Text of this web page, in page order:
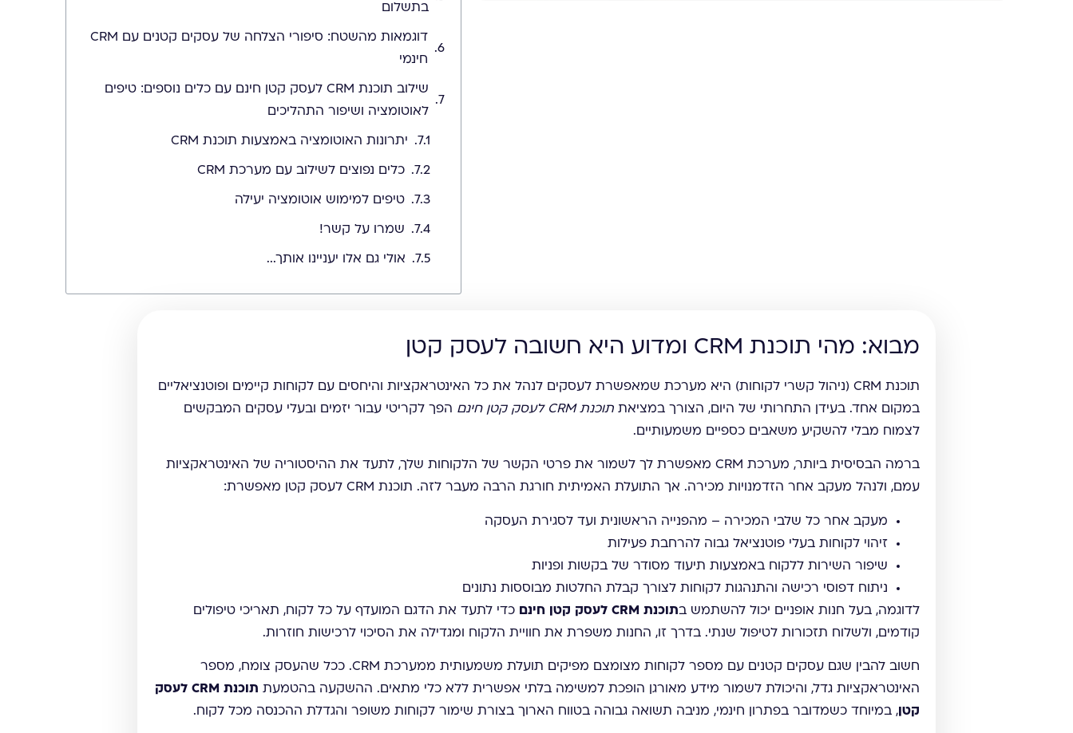
בתשלום
דוגמאות מהשטח: סיפורי הצלחה של עסקים קטנים עם CRM
חינמי
שילוב תוכנת CRM לעסק קטן חינם עם כלים נוספים: טיפים
לאוטומציה ושיפור התהליכים
יתרונות האוטומציה באמצעות תוכנת CRM
כלים נפוצים לשילוב עם מערכת CRM
טיפים למימוש אוטומציה יעילה
שמרו על קשר!
אולי גם אלו יעניינו אותך...
מבוא: מהי תוכנת CRM ומדוע היא חשובה לעסק קטן
תוכנת CRM (ניהול קשרי לקוחות) היא מערכת שמאפשרת לעסקים לנהל את כל האינטראקציות והיחסים עם לקוחות קיימים ופוטנציאליים
במקום אחד. בעידן התחרותי של היום, הצורך במציאת תוכנת CRM לעסק קטן חינם
הפך לקריטי עבור יזמים ובעלי עסקים המבקשים
לצמוח מבלי להשקיע משאבים כספיים משמעותיים.
ברמה הבסיסית ביותר, מערכת CRM מאפשרת לך לשמור את פרטי הקשר של הלקוחות שלך, לתעד את ההיסטוריה של האינטראקציות
עמם, ולנהל מעקב אחר הזדמנויות מכירה. אך התועלת האמיתית חורגת הרבה מעבר לזה. תוכנת CRM לעסק קטן מאפשרת:
מעקב אחר כל שלבי המכירה – מהפנייה הראשונית ועד לסגירת העסקה
זיהוי לקוחות בעלי פוטנציאל גבוה להרחבת פעילות
שיפור השירות ללקוח באמצעות תיעוד מסודר של בקשות ופניות
ניתוח דפוסי רכישה והתנהגות לקוחות לצורך קבלת החלטות מבוססות נתונים
לדוגמה, בעל חנות אופניים יכול להשתמש בתוכנת CRM לעסק קטן חינם
כדי לתעד את הדגם המועדף על כל לקוח, תאריכי טיפולים
קודמים, ולשלוח תזכורות לטיפול שנתי. בדרך זו, החנות משפרת את חוויית הלקוח ומגדילה את הסיכוי לרכישות חוזרות.
חשוב להבין שגם עסקים קטנים עם מספר לקוחות מצומצם מפיקים תועלת משמעותית ממערכת CRM. ככל שהעסק צומח, מספר
האינטראקציות גדל, והיכולת לשמור מידע מאורגן הופכת למשימה בלתי אפשרית ללא כלי מתאים. ההשקעה בהטמעת
תוכנת CRM לעסק
קטן , במיוחד כשמדובר בפתרון חינמי, מניבה תשואה גבוהה בטווח הארוך בצורת שימור לקוחות משופר והגדלת ההכנסה מכל לקוח.